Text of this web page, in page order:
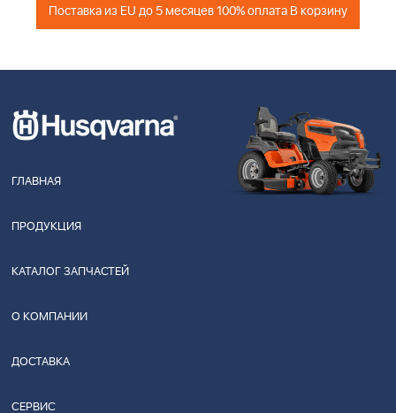
Поставка из EU до 5 месяцев 100% оплата В корзину
ГЛАВНАЯ
ПРОДУКЦИЯ
КАТАЛОГ ЗАПЧАСТЕЙ
О КОМПАНИИ
ДОСТАВКА
СЕРВИС